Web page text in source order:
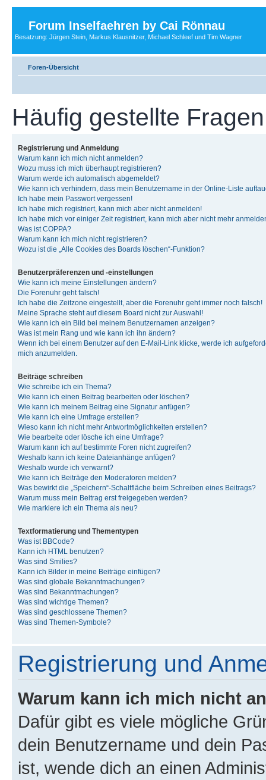
Forum Inselfaehren by Cai Rönnau
Besatzung: Jürgen Stein, Markus Klausnitzer, Michael Schleef und Tim Wagner
Foren-Übersicht
Häufig gestellte Fragen
Registrierung und Anmeldung
Warum kann ich mich nicht anmelden?
Wozu muss ich mich überhaupt registrieren?
Warum werde ich automatisch abgemeldet?
Wie kann ich verhindern, dass mein Benutzername in der Online-Liste
Ich habe mein Passwort vergessen!
Ich habe mich registriert, kann mich aber nicht anmelden!
Ich habe mich vor einiger Zeit registriert, kann mich aber nicht mehr
Was ist COPPA?
Warum kann ich mich nicht registrieren?
Wozu ist die „Alle Cookies des Boards löschen“-Funktion?
Benutzerpräferenzen und -einstellungen
Wie kann ich meine Einstellungen ändern?
Die Forenuhr geht falsch!
Ich habe die Zeitzone eingestellt, aber die Forenuhr geht immer noch falsch!
Meine Sprache steht auf diesem Board nicht zur Auswahl!
Wie kann ich ein Bild bei meinem Benutzernamen anzeigen?
Was ist mein Rang und wie kann ich ihn ändern?
Wenn ich bei einem Benutzer auf den E-Mail-Link klicke, werde ich
mich anzumelden.
Beiträge schreiben
Wie schreibe ich ein Thema?
Wie kann ich einen Beitrag bearbeiten oder löschen?
Wie kann ich meinem Beitrag eine Signatur anfügen?
Wie kann ich eine Umfrage erstellen?
Wieso kann ich nicht mehr Antwortmöglichkeiten erstellen?
Wie bearbeite oder lösche ich eine Umfrage?
Warum kann ich auf bestimmte Foren nicht zugreifen?
Weshalb kann ich keine Dateianhänge anfügen?
Weshalb wurde ich verwarnt?
Wie kann ich Beiträge den Moderatoren melden?
Was bewirkt die „Speichern“-Schaltfläche beim Schreiben eines Beitrags?
Warum muss mein Beitrag erst freigegeben werden?
Wie markiere ich ein Thema als neu?
Textformatierung und Thementypen
Was ist BBCode?
Kann ich HTML benutzen?
Was sind Smilies?
Kann ich Bilder in meine Beiträge einfügen?
Was sind globale Bekanntmachungen?
Was sind Bekanntmachungen?
Was sind wichtige Themen?
Was sind geschlossene Themen?
Was sind Themen-Symbole?
Registrierung und
Warum kann ich mich nicht
Dafür gibt es viele mögliche
dein Benutzername und dein
ist, wende dich an einen